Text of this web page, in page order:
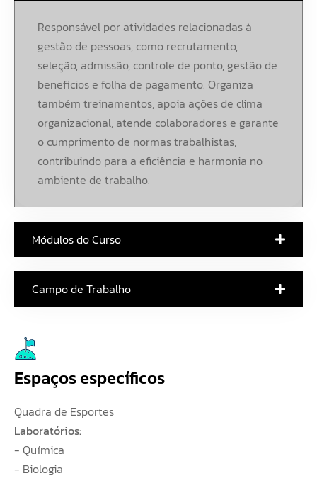
Responsável por atividades relacionadas à
gestão de pessoas, como recrutamento,
seleção, admissão, controle de ponto, gestão de
benefícios e folha de pagamento. Organiza
também treinamentos, apoia ações de clima
organizacional, atende colaboradores e garante
o cumprimento de normas trabalhistas,
contribuindo para a eficiência e harmonia no
ambiente de trabalho.
Módulos do Curso
Campo de Trabalho
Espaços específicos
Quadra de Esportes
Laboratórios:
- Química
- Biologia